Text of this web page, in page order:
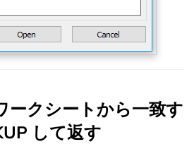
ークシートから一致す
して返す